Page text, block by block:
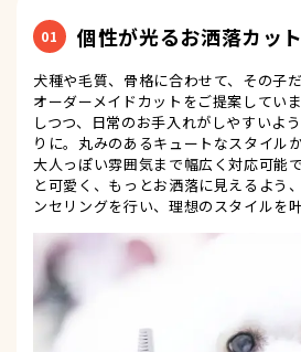
01 個性が光るお洒落カット
犬種や毛質、骨格に合わせて、その子
オーダーメイドカットをご提案してい
しつつ、日常のお手入れがしやすいよ
りに。丸みのあるキュートなスタイル
大人っぽい雰囲気まで幅広く対応可能
と可愛く、もっとお洒落に見えるよう
ンセリングを行い、理想のスタイルを叶